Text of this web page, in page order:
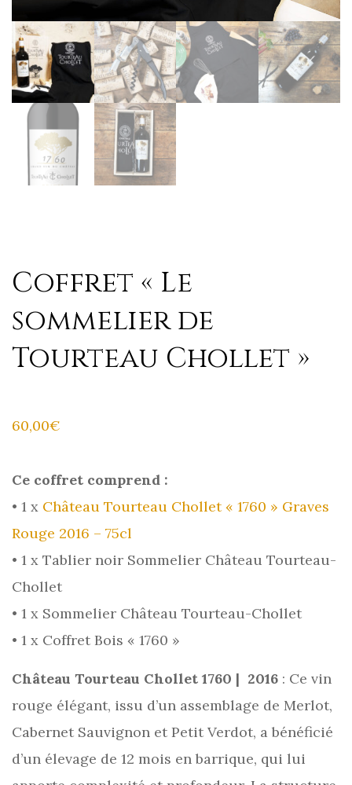
Coffret « Le
sommelier de
Tourteau Chollet »
60,00€
Ce coffret comprend :
• 1 x Château Tourteau Chollet « 1760 » Graves
Rouge 2016 – 75cl
• 1 x Tablier noir Sommelier Château Tourteau-
Chollet
• 1 x Sommelier Château Tourteau-Chollet
• 1 x Coffret Bois « 1760 »
Château Tourteau Chollet 1760 | 2016 : Ce vin
rouge élégant, issu d’un assemblage de Merlot,
Cabernet Sauvignon et Petit Verdot, a bénéficié
d’un élevage de 12 mois en barrique, qui lui